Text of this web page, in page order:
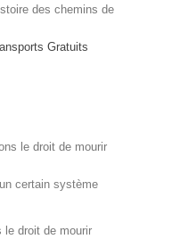
des chemins de
Gratuits
le droit de mourir
certain système
le droit de mourir